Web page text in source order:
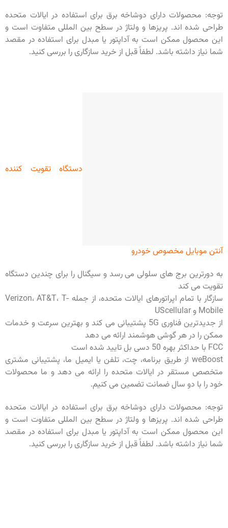
توجه: محصولات دارای دوشاخه برق برای استفاده در ایالات متحده
طراحی شده اند. پریزها و ولتاژ در سطح بین المللی متفاوت است و
این محصول ممکن است به آداپتور یا مبدل برای استفاده در مقصد
شما نیاز داشته باشد. لطفاً قبل از خرید سازگاری را بررسی کنید.
دستگاه تقویت کننده
آنتن موبایل مخصوص خودرو
به دورترین برج های سلولی می رسد و سیگنال را برای چندین دستگاه
تقویت می کند
سازگار با تمام اپراتورهای ایالات متحده، از جمله Verizon، AT&T، T-
Mobile و UScellular
از جدیدترین فناوری 5G پشتیبانی می کند و بهترین سرعت و خدمات
ممکن را در هر گوشی هوشمند ارائه می دهد
FCC با حداکثر بهره 50 دسی بل تایید شده است
weBoost از طریق برنامه، چت، تلفن یا ایمیل ما، پشتیبانی مشتری
متخصص مستقر در ایالات متحده را ارائه می دهد و ما محصولات
خود را با دو سال ضمانت تضمین می کنیم.
توجه: محصولات دارای دوشاخه برق برای استفاده در ایالات متحده
طراحی شده اند. پریزها و ولتاژ در سطح بین المللی متفاوت است و
این محصول ممکن است به آداپتور یا مبدل برای استفاده در مقصد
شما نیاز داشته باشد. لطفاً قبل از خرید سازگاری را بررسی کنید.